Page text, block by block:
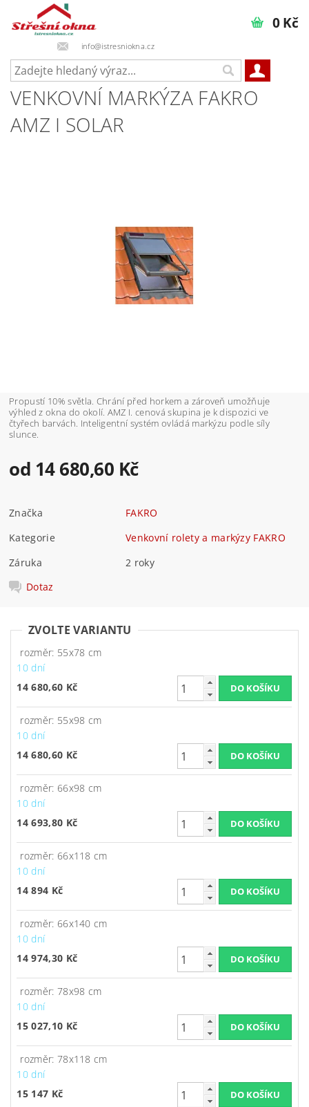
info@istresniokna.cz
0 Kč
VENKOVNÍ MARKÝZA FAKRO
AMZ I SOLAR
Propustí 10% světla. Chrání před horkem a zároveň umožňuje
výhled z okna do okolí. AMZ I. cenová skupina je k dispozici ve
čtyřech barvách. Inteligentní systém ovládá markýzu podle síly
slunce.
od 14 680,60 Kč
Značka
FAKRO
Kategorie
Venkovní rolety a markýzy FAKRO
Záruka
2 roky
Dotaz
ZVOLTE VARIANTU
rozměr: 55x78 cm
10 dní
14 680,60 Kč
rozměr: 55x98 cm
10 dní
14 680,60 Kč
rozměr: 66x98 cm
10 dní
14 693,80 Kč
rozměr: 66x118 cm
10 dní
14 894 Kč
rozměr: 66x140 cm
10 dní
14 974,30 Kč
rozměr: 78x98 cm
10 dní
15 027,10 Kč
rozměr: 78x118 cm
10 dní
15 147 Kč